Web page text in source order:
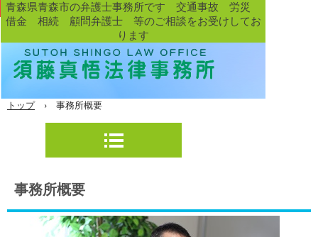
青森県青森市の弁護士事務所です 交通事故 労災
借金 相続 顧問弁護士 等のご相談をお受けしてお
ります
トップ › 事務所概要
事務所概要